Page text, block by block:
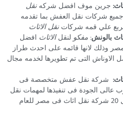
جرين موف افضل شركهنقل
شركات نقل العفش بما تقدمه
علي قمه شركاتنقل الاثاث
بالونش: مفكو لنقلالاثاث افضل
وذلك لانها قائمه على احدث طراز
الاوناش التى تم تطويرها لخدمه مجال
شركة نقل عفش متخصصة فى
عالى الجودة فى تنفيذها لمهمات نقل
الاثاث وهى من ضمن افضل 20 شركة نقل اثاث فى مصر للعام